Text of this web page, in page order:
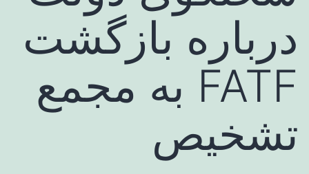
درباره بازگشت
FATF به مجمع
تشخیص